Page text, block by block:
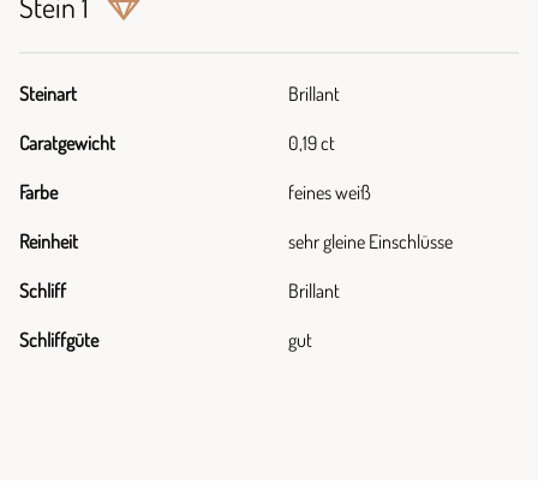
Steinart Brillant
Caratgewicht 0,19 ct
Farbe feines weiß
Reinheit sehr gleine Einschlüsse
Schliff Brillant
Schliffgüte gut